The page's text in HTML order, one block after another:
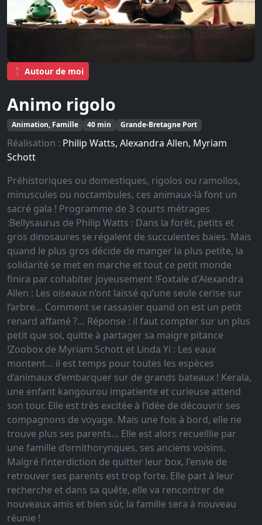
📍 Autour de moi
Animo rigolo
Animation, Famille 40 min Grande-Bretagne Port
Réalisation : Philip Watts, Alexandra Allen, Myriam
Schott
Préhistoriques ou domestiques, rigolos ou ramollos,
minuscules ou noctambules, ces animaux-là font un
sacré gala ! Programme de 3 courts métrages
:Bellysaurus de Philip Watts : Dans la forêt, petits et
gros dinosaures se régalent de succulentes baies. Mais
quand le plus gros décide de manger la plus petite, la
solidarité se met en marche et tout ce petit monde
finira par cohabiter joyeusement !Foxtale d'Alexandra
Allen : Les oiseaux n’ont laissé qu’une seule cerise sur
l’arbre… Comment se rassasier quand on est un petit
renard affamé ?… Réponse : il faut compter sur un plus
petit que soi, quitte à partager sa maigre pitance
!Zoobox de Myriam Schott et Linda Yi : Les eaux
montent… il est temps pour toutes les espèces
d’animaux d’embarquer sur de grands bateaux ! Kerala,
une enfant kangourou impatiente et curieuse attend
son tour. Elle est très excitée à l’idée de découvrir ses
compagnons de voyage. Mais une fois à bord, elle ne
trouve plus ses parents… Elle est alors recueillie par
une famille d’ornithorynques, ses anciens voisins.
Malgré l’interdiction de quitter leur box, l'envie de
retrouver ses parents est trop forte. Elle part à leur
recherche et dans sa quête, elle va rencontrer de
nouveaux amis et bien sûr, la famille sera à nouveau
réunie !